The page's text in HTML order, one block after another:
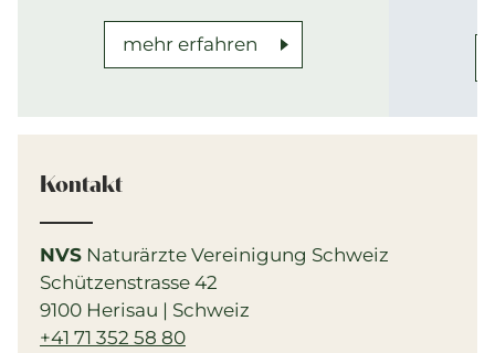
mehr erfahren
Kontakt
NVS Naturärzte Vereinigung Schweiz
Schützenstrasse 42
9100 Herisau | Schweiz
+41 71 352 58 80